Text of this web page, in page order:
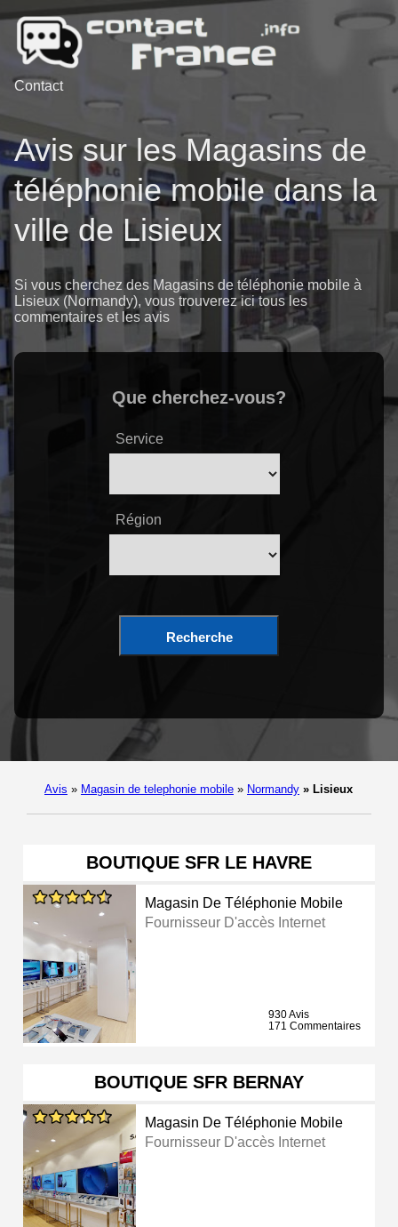
Contact
Avis sur les Magasins de
téléphonie mobile dans la
ville de Lisieux
Si vous cherchez des Magasins de téléphonie mobile à
Lisieux (Normandy), vous trouverez ici tous les
commentaires et les avis
Que cherchez-vous?
Service
Région
Recherche
Avis » Magasin de telephonie mobile » Normandy » Lisieux
BOUTIQUE SFR LE HAVRE
Magasin De Téléphonie Mobile
Fournisseur D'accès Internet
930 Avis
171 Commentaires
BOUTIQUE SFR BERNAY
Magasin De Téléphonie Mobile
Fournisseur D'accès Internet